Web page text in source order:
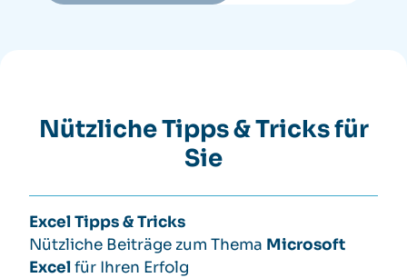
Nützliche Tipps & Tricks für
Sie
Excel Tipps & Tricks
Nützliche Beiträge zum Thema Microsoft
Excelfür Ihren Erfolg